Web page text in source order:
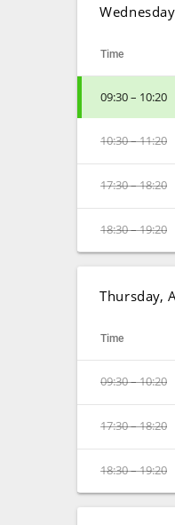
Time
09:30 – 10:20
10:30 – 11:20
17:30 – 18:20
18:30 – 19:20
Thursday,
Time
09:30 – 10:20
17:30 – 18:20
18:30 – 19:20